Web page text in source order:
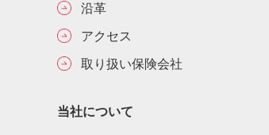
沿革
アクセス
取り扱い保険会社
当社について